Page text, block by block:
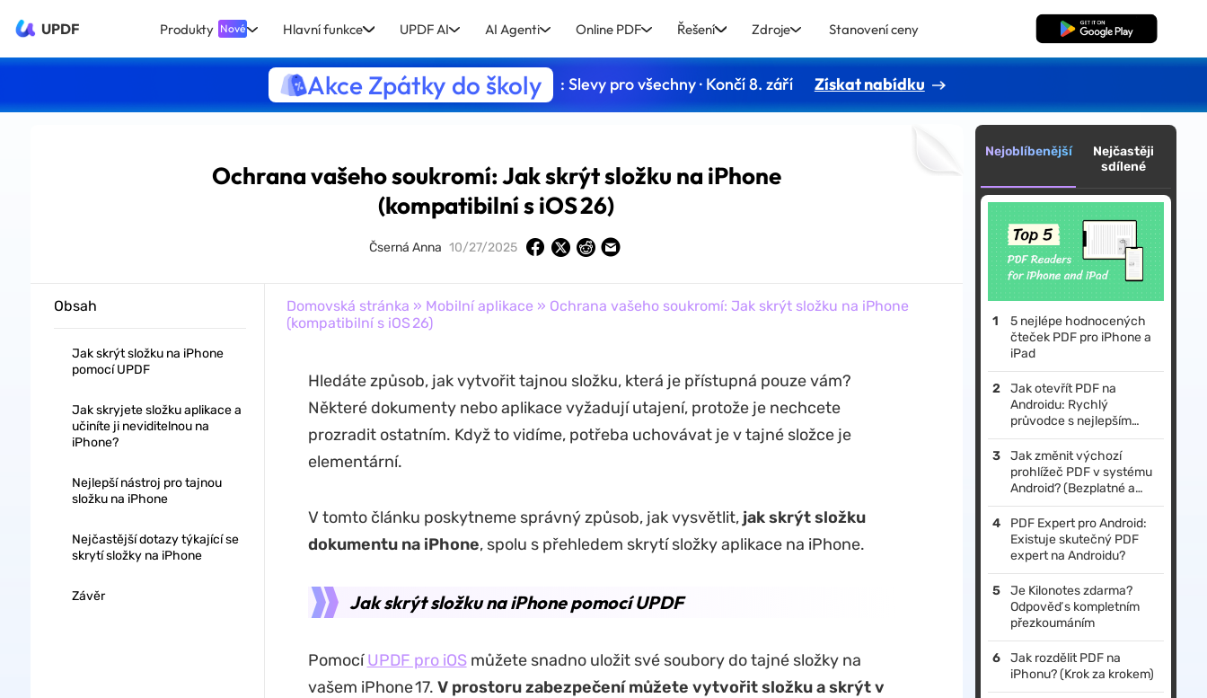
UPDF Produkty Nové Hlavní funkce UPDF AI AI Agenti Online PDF Řešení Zdroje Stanovení ceny Bezplatné stažení
Akce Zpátky do školy : Slevy pro všechny · Končí 8. září Získat nabídku
Ochrana vašeho soukromí: Jak skrýt složku na iPhone
(kompatibilní s iOS 26)
Čserná Anna 10/27/2025
Obsah
Jak skrýt složku na iPhone
pomocí UPDF
Jak skryjete složku aplikace a
učiníte ji neviditelnou na
iPhone?
Nejlepší nástroj pro tajnou
složku na iPhone
Nejčastější dotazy týkající se
skrytí složky na iPhone
Závěr
Domovská stránka » Mobilní aplikace » Ochrana vašeho soukromí: Jak skrýt složku na iPhone
(kompatibilní s iOS 26)
Hledáte způsob, jak vytvořit tajnou složku, která je přístupná pouze vám?
Některé dokumenty nebo aplikace vyžadují utajení, protože je nechcete
prozradit ostatním. Když to vidíme, potřeba uchovávat je v tajné složce je
elementární.
V tomto článku poskytneme správný způsob, jak vysvětlit, jak skrýt složku
dokumentu na iPhone, spolu s přehledem skrytí složky aplikace na iPhone.
Jak skrýt složku na iPhone pomocí UPDF
PomocíUPDF pro iOSmůžete snadno uložit své soubory do tajné složky na
vašem iPhone 17. V prostoru zabezpečení můžete vytvořit složku a skrýt v
Nejoblíbenější
Nejčastěji
sdílené
5 nejlépe hodnocených
čteček PDF pro iPhone a
iPad
Jak otevřít PDF na
Androidu: Rychlý
průvodce s nejlepším
způsobem
Jak změnit výchozí
prohlížeč PDF v systému
Android? (Bezplatné a
jednoduché kroky)
PDF Expert pro Android:
Existuje skutečný PDF
expert na Androidu?
Je Kilonotes zdarma?
Odpověď s kompletním
přezkoumáním
Jak rozdělit PDF na
iPhonu? (Krok za krokem)